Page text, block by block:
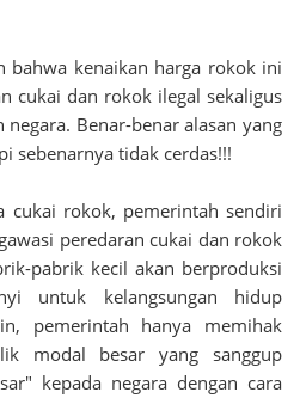
bahwa kenaikan harga rokok ini
cukai dan rokok ilegal sekaligus
Benar-benar alasan yang
sebenarnya tidak cerdas!!!
cukai rokok, pemerintah sendiri
peredaran cukai dan rokok
pabrik kecil akan berproduksi
untuk kelangsungan hidup
pemerintah hanya memihak
modal besar yang sanggup
kepada negara dengan cara